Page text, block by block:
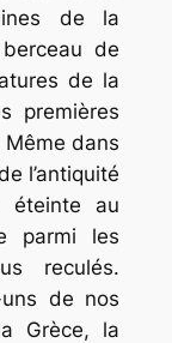
de la
de
de la
premières
dans
l’antiquité
éteinte au
parmi les
reculés.
de nos
Grèce, la